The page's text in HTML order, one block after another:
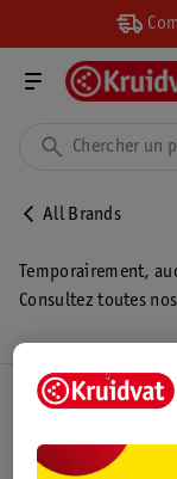
All Brands
Temporairement,
Consultez toutes